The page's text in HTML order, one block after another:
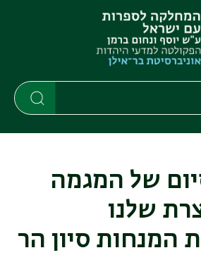
דילוג
לתוכן
העיקרי
דילוג
לתפריט
ניווט
ראשי
של המגמה
שלנו
המנחות סיון הר